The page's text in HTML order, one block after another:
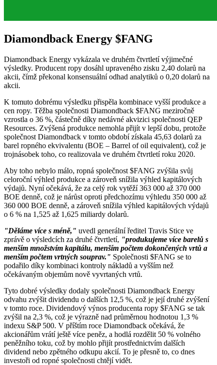
Diamondback Energy $FANG
Diamondback Energy vykázala ve druhém čtvrtletí výjimečné
výsledky. Producent ropy dosáhl upraveného zisku 2,40 dolarů na
akcii, čímž překonal konsensuální odhad analytiků o 0,20 dolarů na
akcii.
K tomuto dobrému výsledku přispěla kombinace vyšší produkce a
cen ropy. Těžba společnosti Diamondback $FANG meziročně
vzrostla o 36 %, částečně díky nedávné akvizici společnosti QEP
Resources. Zvýšená produkce nemohla přijít v lepší dobu, protože
společnost Diamondback v tomto období získala 45,63 dolarů za
barel ropného ekvivalentu (BOE – Barrel of oil equivalent), což je
trojnásobek toho, co realizovala ve druhém čtvrtletí roku 2020.
Aby toho nebylo málo, ropná společnost $FANG zvýšila svůj
celoroční výhled produkce a zároveň snížila výhled kapitálových
výdajů. Nyní očekává, že za celý rok vytěží 363 000 až 370 000
BOE denně, což je nárůst oproti předchozímu výhledu 350 000 až
360 000 BOE denně, a zároveň snížila výhled kapitálových výdajů
o 6 % na 1,525 až 1,625 miliardy dolarů.
"Děláme více s méně," uvedl generální ředitel Travis Stice ve
zprávě o výsledcích za druhé čtvrtletí, "produkujeme více barelů s
menším množstvím kapitálu, menším počtem dokončených vrtů a
menším počtem vrtných souprav." Společnosti $FANG se to
podařilo díky kombinaci kontroly nákladů a vyšším než
očekávaným objemům nově vyvrtaných vrtů.
Tyto dobré výsledky dodaly společnosti Diamondback Energy
odvahu zvýšit dividendu o dalších 12,5 %, což je její druhé zvýšení
v tomto roce. Dividendový výnos producenta ropy $FANG se tak
zvýšil na 2,3 %, což je výrazně nad průměrnou hodnotou 1,3 %
indexu S&P 500. V příštím roce Diamondback očekává, že
akcionářům vrátí ještě více peněz, a hodlá rozdělit 50 % volného
peněžního toku, což by mohlo přijít prostřednictvím dalších
dividend nebo zpětného odkupu akcií. To je přesně to, co dnes
investoři od ropné společnosti chtějí vidět.